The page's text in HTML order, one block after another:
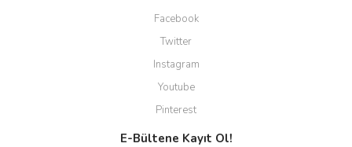
Facebook
Twitter
Instagram
Youtube
Pinterest
E-Bültene Kayıt Ol!